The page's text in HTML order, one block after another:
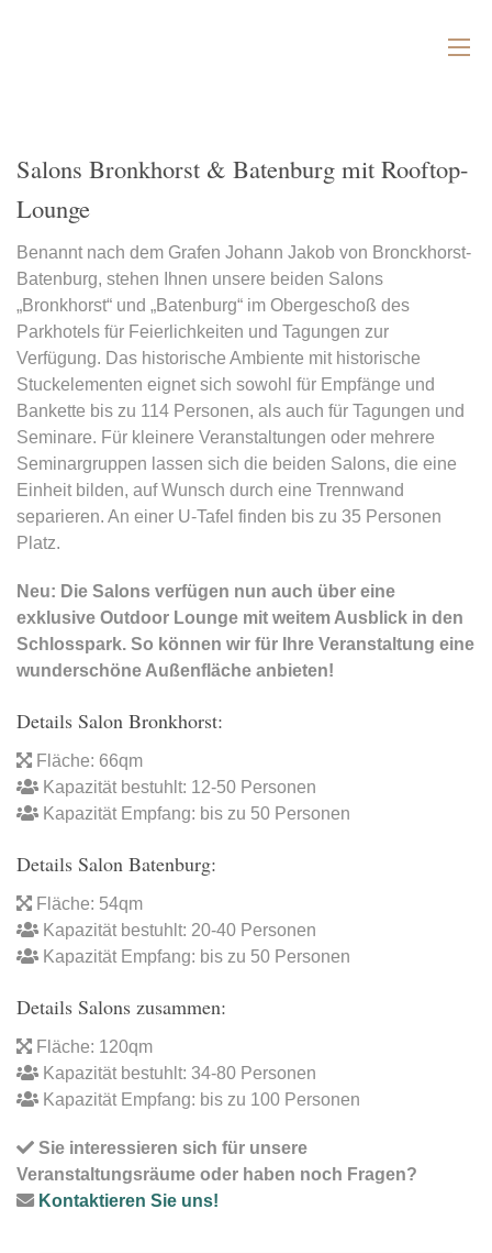
Salons Bronkhorst & Batenburg mit Rooftop-
Lounge
Benannt nach dem Grafen Johann Jakob von Bronckhorst-
Batenburg, stehen Ihnen unsere beiden Salons
„Bronkhorst“ und „Batenburg“ im Obergeschoß des
Parkhotels für Feierlichkeiten und Tagungen zur
Verfügung. Das historische Ambiente mit historische
Stuckelementen eignet sich sowohl für Empfänge und
Bankette bis zu 114 Personen, als auch für Tagungen und
Seminare. Für kleinere Veranstaltungen oder mehrere
Seminargruppen lassen sich die beiden Salons, die eine
Einheit bilden, auf Wunsch durch eine Trennwand
separieren. An einer U-Tafel finden bis zu 35 Personen
Platz.
Neu: Die Salons verfügen nun auch über eine
exklusive Outdoor Lounge mit weitem Ausblick in den
Schlosspark. So können wir für Ihre Veranstaltung eine
wunderschöne Außenfläche anbieten!
Details Salon Bronkhorst:
Fläche: 66qm
Kapazität bestuhlt: 12-50 Personen
Kapazität Empfang: bis zu 50 Personen
Details Salon Batenburg:
Fläche: 54qm
Kapazität bestuhlt: 20-40 Personen
Kapazität Empfang: bis zu 50 Personen
Details Salons zusammen:
Fläche: 120qm
Kapazität bestuhlt: 34-80 Personen
Kapazität Empfang: bis zu 100 Personen
Sie interessieren sich für unsere
Veranstaltungsräume oder haben noch Fragen?
Kontaktieren Sie uns!